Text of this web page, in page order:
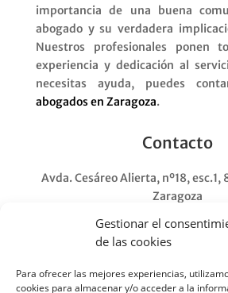
Gestionar el
de las cookies
Para ofrecer las mejores experiencias,
cookies para almacenar y/o acceder a la
importancia de una buena
abogado y su verdadera
Nuestros profesionales ponen
experiencia y dedicación al
necesitas ayuda, puedes
abogados en Zaragoza.
Contacto
Avda. Cesáreo Alierta, nº18, esc.1,
Zaragoza
Lunes-jueves: 9:00-
Viernes: 9:00-14:00
876 167 940
SOLO URGENCIAS Y